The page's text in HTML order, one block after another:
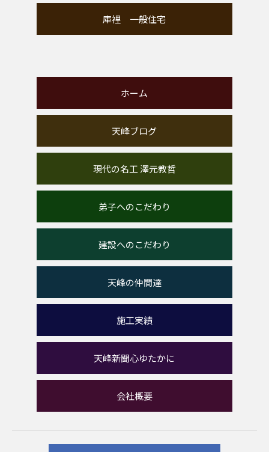
庫裡 一般住宅
ホーム
天峰ブログ
現代の名工 澤元教哲
弟子へのこだわり
建設へのこだわり
天峰の仲間達
施工実績
天峰新聞心ゆたかに
会社概要